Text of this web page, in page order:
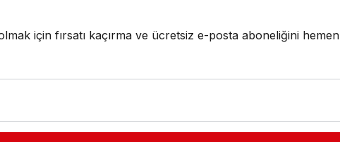
için fırsatı kaçırma ve ücretsiz e-posta aboneliğini hemen